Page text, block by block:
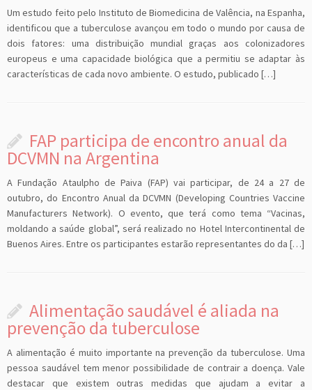
Um estudo feito pelo Instituto de Biomedicina de Valência, na Espanha,
identificou que a tuberculose avançou em todo o mundo por causa de
dois fatores: uma distribuição mundial graças aos colonizadores
europeus e uma capacidade biológica que a permitiu se adaptar às
características de cada novo ambiente. O estudo, publicado […]
FAP participa de encontro anual da
DCVMN na Argentina
A Fundação Ataulpho de Paiva (FAP) vai participar, de 24 a 27 de
outubro, do Encontro Anual da DCVMN (Developing Countries Vaccine
Manufacturers Network). O evento, que terá como tema “Vacinas,
moldando a saúde global”, será realizado no Hotel Intercontinental de
Buenos Aires. Entre os participantes estarão representantes do da […]
Alimentação saudável é aliada na
prevenção da tuberculose
A alimentação é muito importante na prevenção da tuberculose. Uma
pessoa saudável tem menor possibilidade de contrair a doença. Vale
destacar que existem outras medidas que ajudam a evitar a